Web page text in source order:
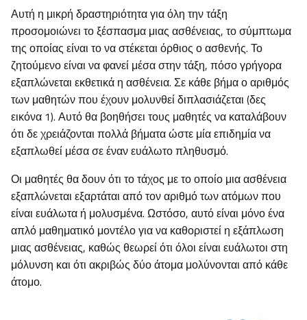
Αυτή η μικρή δραστηριότητα για όλη την τάξη
προσομοιώνει το ξέσπασμα μιας ασθένειας, το σύμπτωμα
της οποίας είναι το να στέκεται όρθιος ο ασθενής. Το
ζητούμενο είναι να φανεί μέσα στην τάξη, πόσο γρήγορα
εξαπλώνεται εκθετικά η ασθένεια. Σε κάθε βήμα ο αριθμός
των μαθητών που έχουν μολυνθεί διπλασιάζεται (δες
εικόνα 1). Αυτό θα βοηθήσει τους μαθητές να καταλάβουν
ότι δε χρειάζονται πολλά βήματα ώστε μία επιδημία να
εξαπλωθεί μέσα σε έναν ευάλωτο πληθυσμό.
Οι μαθητές θα δουν ότι το τάχος με το οποίο μια ασθένεια
εξαπλώνεται εξαρτάται από τον αριθμό των ατόμων που
είναι ευάλωτα ή μολυσμένα. Ωστόσο, αυτό είναι μόνο ένα
απλό μαθηματικό μοντέλο για να καθοριστεί η εξάπλωση
μιας ασθένειας, καθώς θεωρεί ότι όλοι είναι ευάλωτοι στη
μόλυνση και ότι ακριβώς δύο άτομα μολύνονται από κάθε
άτομο.